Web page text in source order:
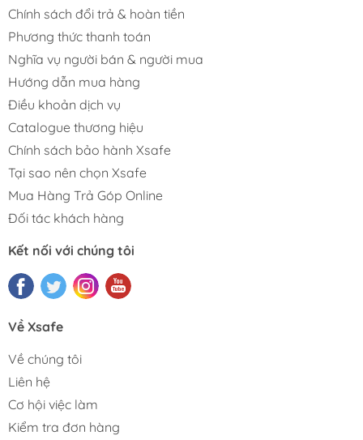
Chính sách đổi trả & hoàn tiền
Phương thức thanh toán
Nghĩa vụ người bán & người mua
Hướng dẫn mua hàng
Điều khoản dịch vụ
Catalogue thương hiệu
Chính sách bảo hành Xsafe
Tại sao nên chọn Xsafe
Mua Hàng Trả Góp Online
Đối tác khách hàng
Kết nối với chúng tôi
Về Xsafe
Về chúng tôi
Liên hệ
Cơ hội việc làm
Kiểm tra đơn hàng